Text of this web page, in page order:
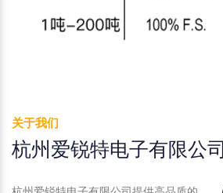
关于我们
杭州爱锐特电子有限公司